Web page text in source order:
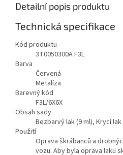
Detailní popis produktu
Technická specifikace
Kód produktu
3T0050300A F3L
Barva
Červená
Metalíza
Barevný kód
F3L/6X6X
Obsah sady
Bezbarvý lak (9 ml), Krycí
Použití
Oprava škrábanců a
vozu. Aby byla oprava laku